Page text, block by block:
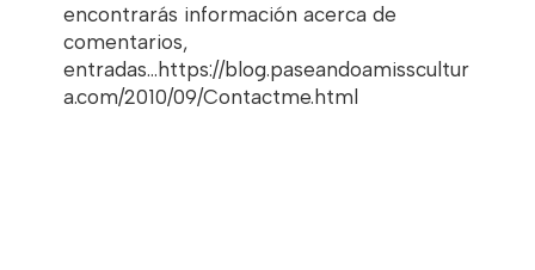
encontrarás información acerca de
comentarios,
entradas...https://blog.paseandoamisscultur
a.com/2010/09/Contactme.html